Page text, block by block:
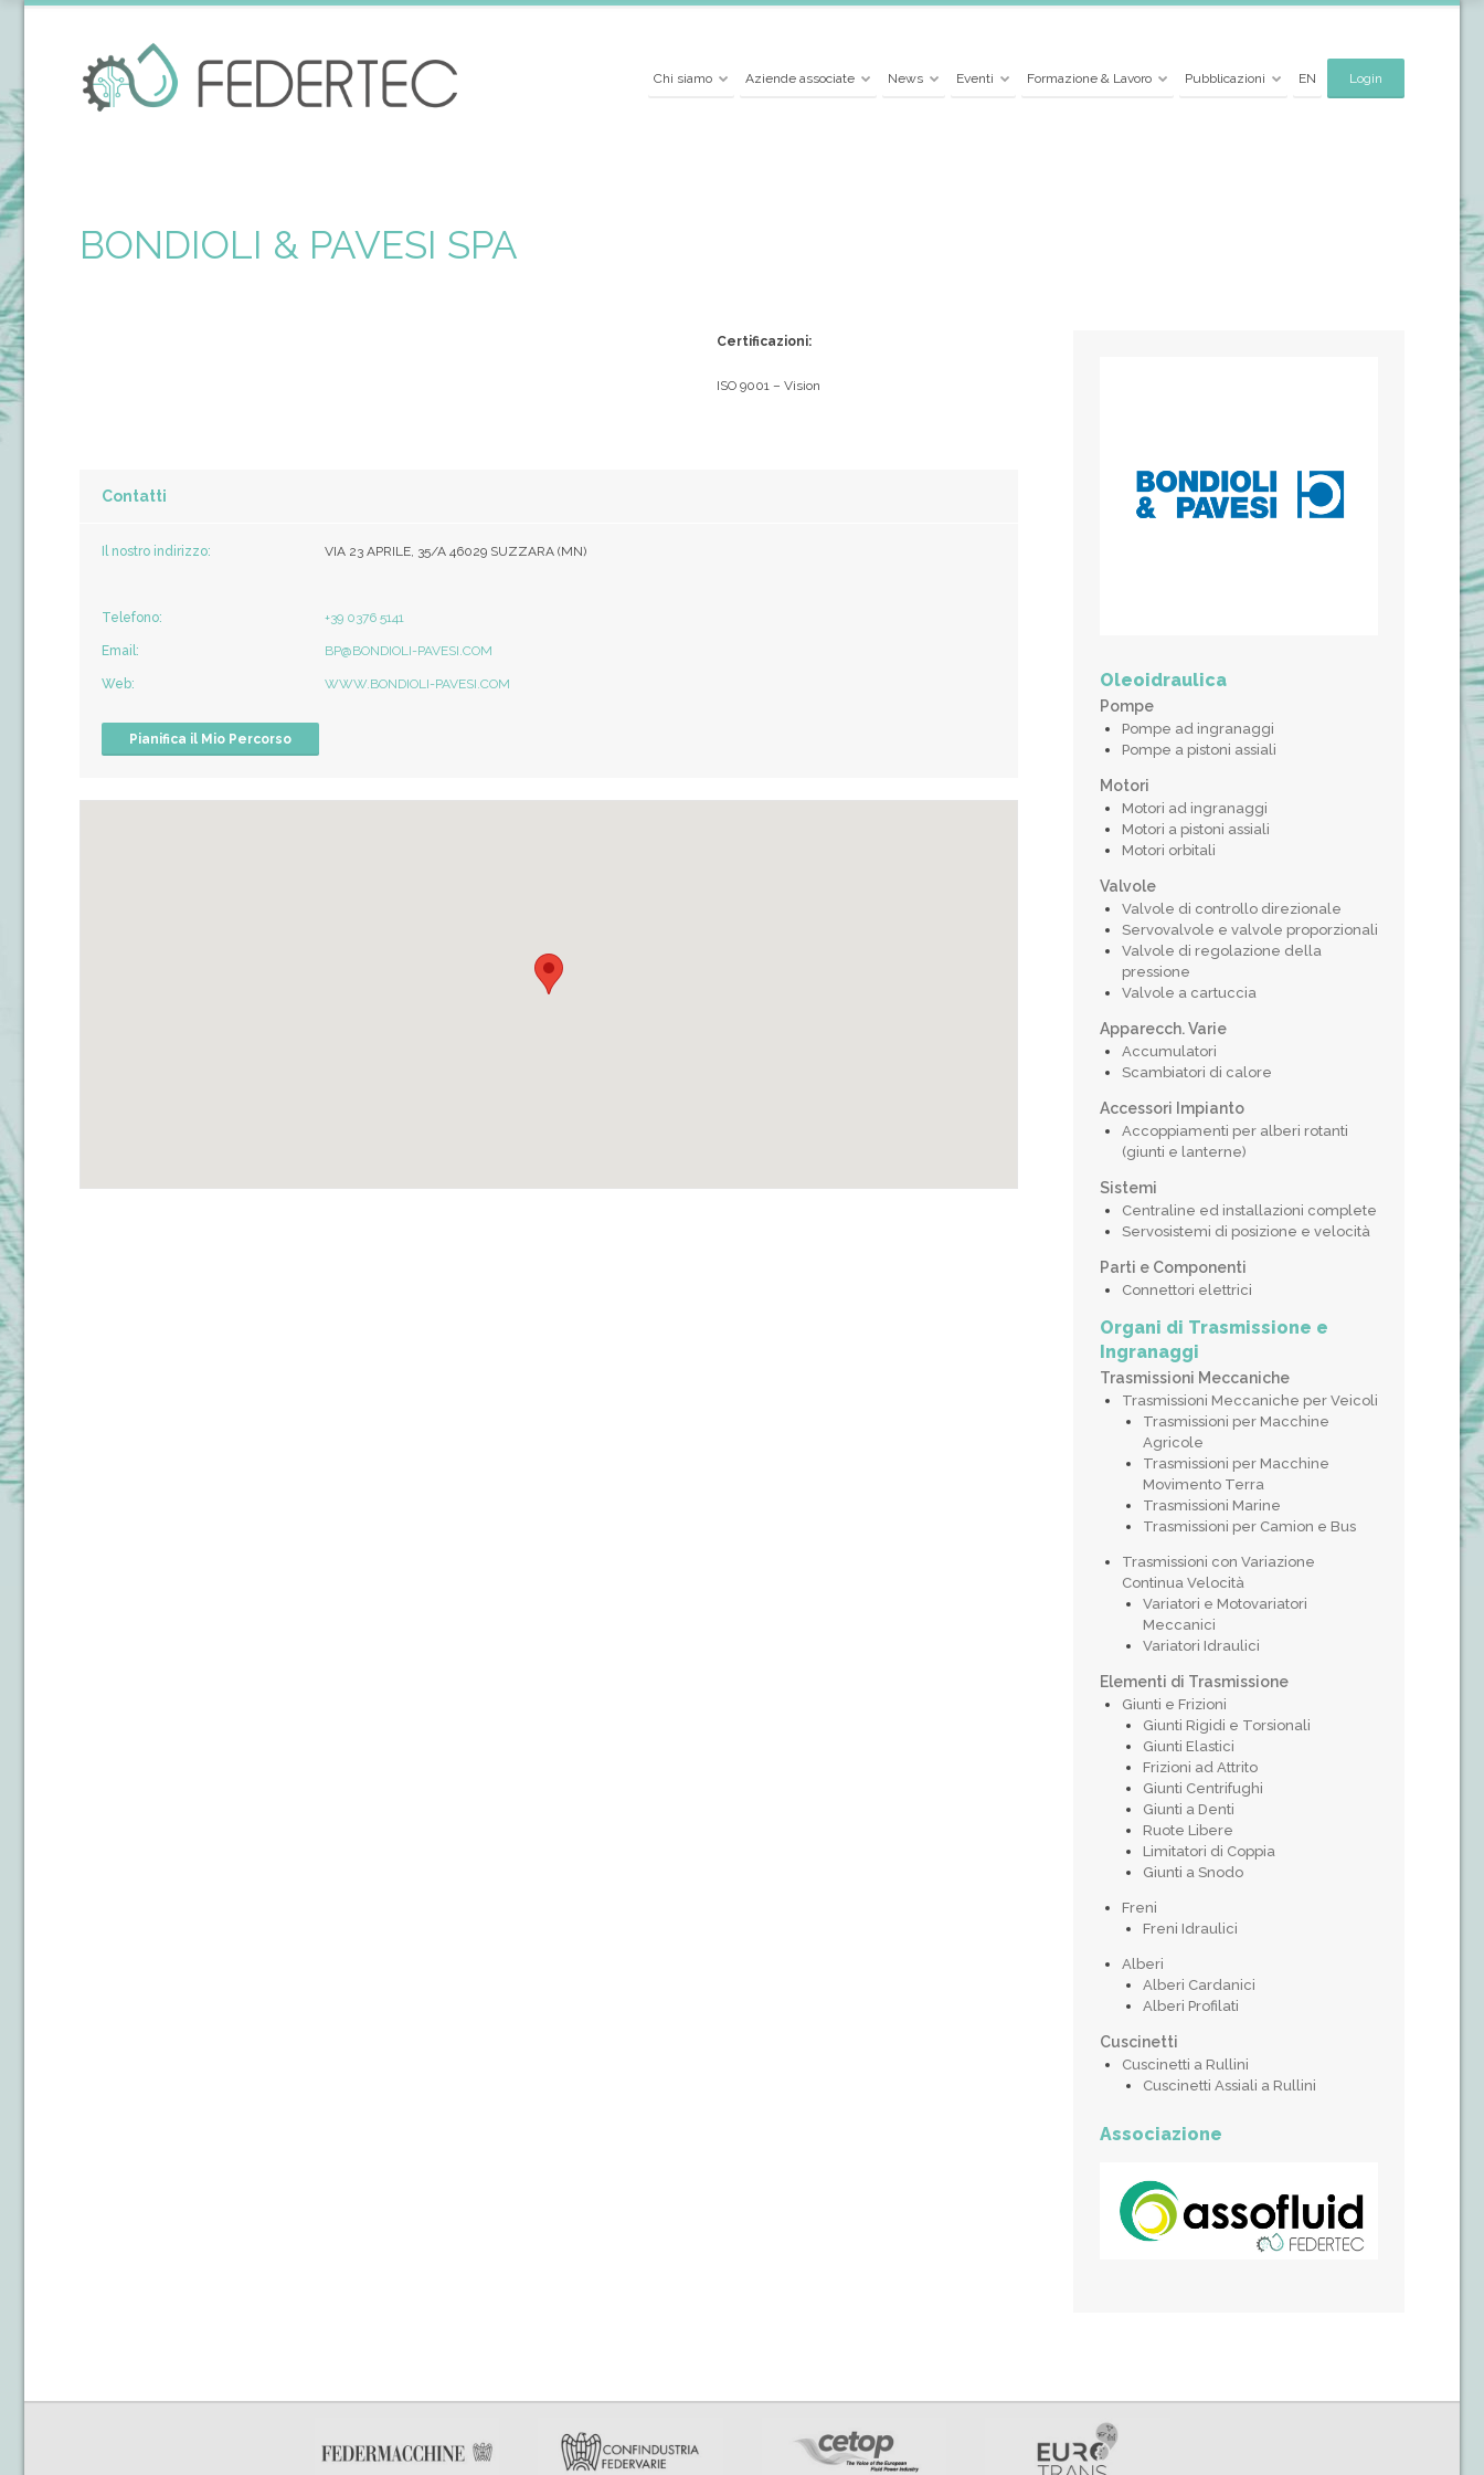
Chi siamo Aziende associate News Eventi Formazione & Lavoro Pubblicazioni EN Login
BONDIOLI & PAVESI SPA
Oleoidraulica
Pompe
Pompe ad ingranaggi
Pompe a pistoni assiali
Motori
Motori ad ingranaggi
Motori a pistoni assiali
Motori orbitali
Valvole
Valvole di controllo direzionale
Servovalvole e valvole proporzionali
Valvole di regolazione della
pressione
Valvole a cartuccia
Apparecch. Varie
Accumulatori
Scambiatori di calore
Accessori Impianto
Accoppiamenti per alberi rotanti
(giunti e lanterne)
Sistemi
Centraline ed installazioni complete
Servosistemi di posizione e velocità
Parti e Componenti
Connettori elettrici
Organi di Trasmissione e
Ingranaggi
Trasmissioni Meccaniche
Trasmissioni Meccaniche per Veicoli
Trasmissioni per Macchine
Agricole
Trasmissioni per Macchine
Movimento Terra
Trasmissioni Marine
Trasmissioni per Camion e Bus
Trasmissioni con Variazione
Continua Velocità
Variatori e Motovariatori
Meccanici
Variatori Idraulici
Elementi di Trasmissione
Giunti e Frizioni
Giunti Rigidi e Torsionali
Giunti Elastici
Frizioni ad Attrito
Giunti Centrifughi
Giunti a Denti
Ruote Libere
Limitatori di Coppia
Giunti a Snodo
Freni
Freni Idraulici
Alberi
Alberi Cardanici
Alberi Profilati
Cuscinetti
Cuscinetti a Rullini
Cuscinetti Assiali a Rullini
Associazione
Certificazioni:
ISO 9001 – Vision
Contatti
Il nostro indirizzo: VIA 23 APRILE, 35/A 46029 SUZZARA (MN)
Telefono: +39 0376 5141
Email: BP@BONDIOLI-PAVESI.COM
Web: WWW.BONDIOLI-PAVESI.COM
Pianifica il Mio Percorso